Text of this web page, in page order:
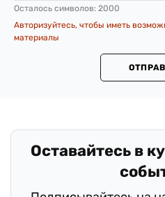
Осталось символов: 2000
Авторизуйтесь, чтобы иметь
материалы
Оставайтесь в